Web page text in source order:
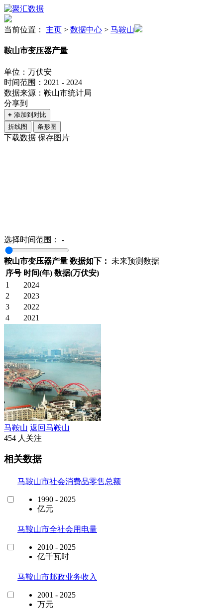
当前位置： 主页 > 数据中心 > 马鞍山
鞍山市变压器产量
单位：万伏安
时间范围：2021 - 2024
数据来源：鞍山市统计局
分享到
+ 添加到对比
折线图
条形图
下载数据 保存图片
选择时间范围： -
鞍山市变压器产量 数据如下：
未来预测数据
序号 时间(年) 数据(万伏安)
1
2024
2
2023
3
2022
4
2021
马鞍山 返回马鞍山
454 人关注
相关数据
马鞍山市社会消费品零售总额
1990 - 2025
亿元
马鞍山市全社会用电量
2010 - 2025
亿千瓦时
马鞍山市邮政业务收入
2001 - 2025
万元